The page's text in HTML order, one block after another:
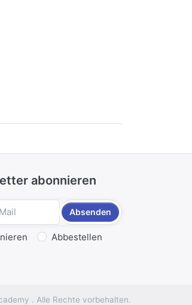
abonnieren
Absenden
Abbestellen
. Alle Rechte vorbehalten.